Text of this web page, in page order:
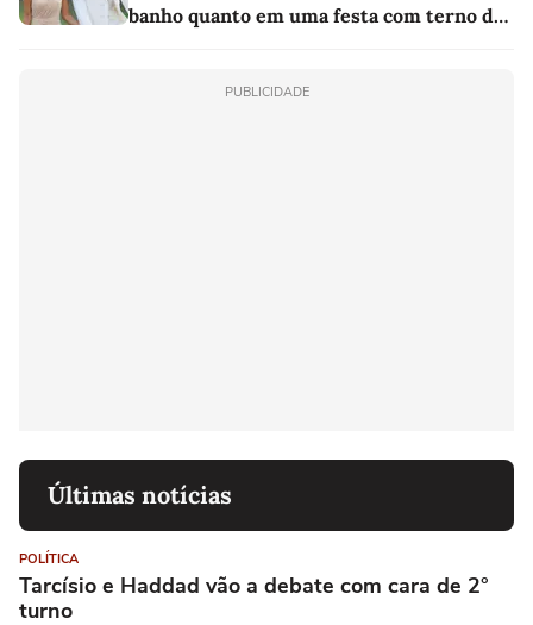
banho quanto em uma festa com terno de
PUBLICIDADE
Últimas notícias
POLÍTICA
Tarcísio e Haddad vão a debate com cara de 2°
turno